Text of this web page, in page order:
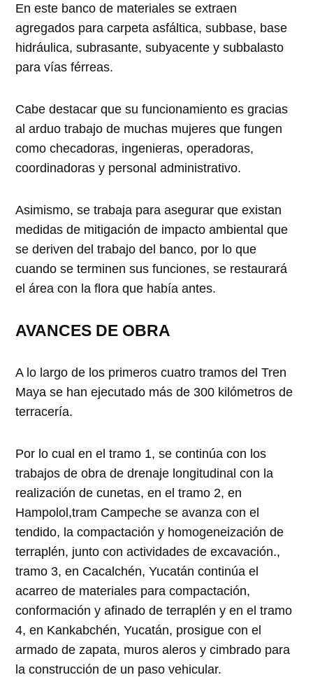
En este banco de materiales se extraen
agregados para carpeta asfáltica, subbase, base
hidráulica, subrasante, subyacente y subbalasto
para vías férreas.
Cabe destacar que su funcionamiento es gracias
al arduo trabajo de muchas mujeres que fungen
como checadoras, ingenieras, operadoras,
coordinadoras y personal administrativo.
Asimismo, se trabaja para asegurar que existan
medidas de mitigación de impacto ambiental que
se deriven del trabajo del banco, por lo que
cuando se terminen sus funciones, se restaurará
el área con la flora que había antes.
AVANCES DE OBRA
A lo largo de los primeros cuatro tramos del Tren
Maya se han ejecutado más de 300 kilómetros de
terracería.
Por lo cual en el tramo 1, se continúa con los
trabajos de obra de drenaje longitudinal con la
realización de cunetas, en el tramo 2, en
Hampolol,tram Campeche se avanza con el
tendido, la compactación y homogeneización de
terraplén, junto con actividades de excavación.,
tramo 3, en Cacalchén, Yucatán continúa el
acarreo de materiales para compactación,
conformación y afinado de terraplén y en el tramo
4, en Kankabchén, Yucatán, prosigue con el
armado de zapata, muros aleros y cimbrado para
la construcción de un paso vehicular.